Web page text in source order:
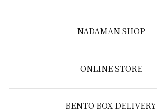
NADAMAN SHOP
ONLINE STORE
BENTO BOX DELIVERY